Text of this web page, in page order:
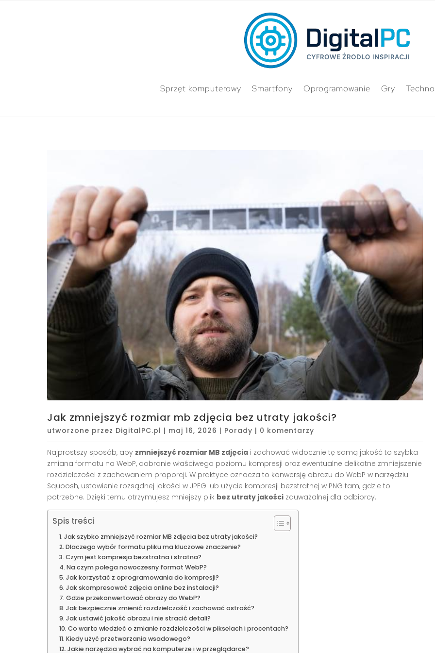
Sprzęt komputerowy Smartfony Oprogramowanie Gry
Jak zmniejszyć rozmiar mb zdjęcia bez utraty jakości?
utworzone przez DigitalPC.pl | maj 16, 2026 | Porady | 0 komentarzy
Najprostszy sposób, aby zmniejszyć rozmiar MB zdjęcia i zachować widocznie tę samą jakość to szybka
zmiana formatu na WebP, dobranie właściwego poziomu kompresji oraz ewentualne delikatne zmniejszenie
rozdzielczości z zachowaniem proporcji. W praktyce oznacza to konwersję obrazu do WebP w narzędziu
Squoosh, ustawienie rozsądnej jakości w JPEG lub użycie kompresji bezstratnej w PNG tam, gdzie to
potrzebne. Dzięki temu otrzymujesz mniejszy plik bez utraty jakości zauważalnej dla odbiorcy.
Spis treści
Jak szybko zmniejszyć rozmiar MB zdjęcia bez utraty jakości?
Dlaczego wybór formatu pliku ma kluczowe znaczenie?
Czym jest kompresja bezstratna i stratna?
Na czym polega nowoczesny format WebP?
Jak korzystać z oprogramowania do kompresji?
Jak skompresować zdjęcia online bez instalacji?
Gdzie przekonwertować obrazy do WebP?
Jak bezpiecznie zmienić rozdzielczość i zachować ostrość?
Jak ustawić jakość obrazu i nie stracić detali?
Co warto wiedzieć o zmianie rozdzielczości w pikselach i procentach?
Kiedy użyć przetwarzania wsadowego?
Jakie narzędzia wybrać na komputerze i w przeglądarce?